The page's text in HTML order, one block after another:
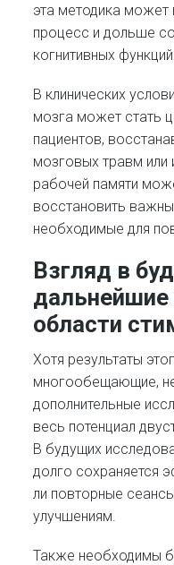
эта методика может
процесс и дольше
когнитивных
В клинических
мозга может стать
пациентов,
мозговых травм или
рабочей памяти
восстановить
необходимые для
Взгляд в
дальнейшие
области
Хотя результаты
многообещающие,
дополнительные
весь потенциал
В будущих
долго сохраняется
ли повторные
улучшениям.
Также необходимы